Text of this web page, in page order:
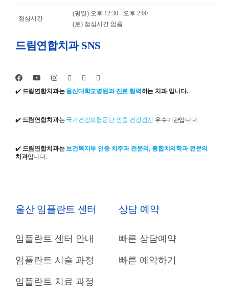
점심시간
(평일) 오후 12:30 - 오후 2:00
(토) 점심시간 없음
드림연합치과 SNS
✔️ 드림연합치과는 울산대학교병원과 진료 협력하는 치과 입니다.
✔️ 드림연합치과는 국가건강보험공단 인증 건강검진 우수기관입니다.
✔️ 드림연합치과는 보건복지부 인증 치주과 전문의, 통합치의학과 전문의
치과입니다.
울산 임플란트 센터
임플란트 센터 안내
임플란트 시술 과정
임플란트 치료 과정
상담 예약
빠른 상담예약
빠른 예약하기